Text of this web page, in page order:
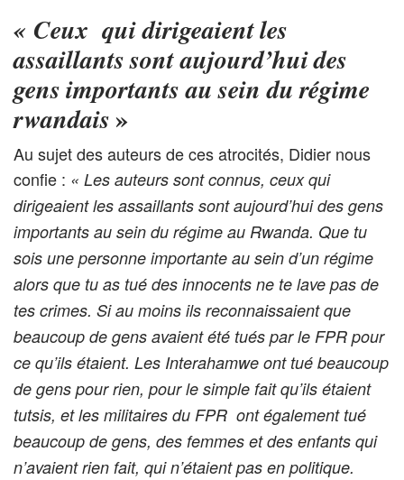
« Ceux qui dirigeaient les
assaillants sont aujourd’hui des
gens importants au sein du régime
rwandais»
Au sujet des auteurs de ces atrocités, Didier nous
confie : « Les auteurs sont connus, ceux qui
dirigeaient les assaillants sont aujourd’hui des gens
importants au sein du régime au Rwanda. Que tu
sois une personne importante au sein d’un régime
alors que tu as tué des innocents ne te lave pas de
tes crimes. Si au moins ils reconnaissaient que
beaucoup de gens avaient été tués par le FPR pour
ce qu’ils étaient. Les Interahamwe ont tué beaucoup
de gens pour rien, pour le simple fait qu’ils étaient
tutsis, et les militaires du FPR ont également tué
beaucoup de gens, des femmes et des enfants qui
n’avaient rien fait, qui n’étaient pas en politique.